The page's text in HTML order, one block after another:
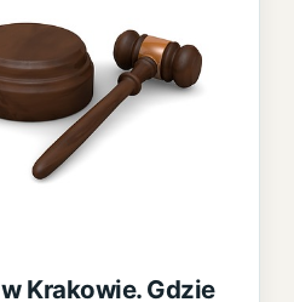
Krakowie. Gdzie